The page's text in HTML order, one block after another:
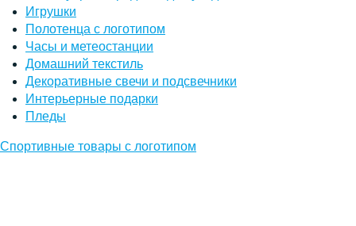
Игрушки
Полотенца с логотипом
Часы и метеостанции
Домашний текстиль
Декоративные свечи и подсвечники
Интерьерные подарки
Пледы
Спортивные товары с логотипом